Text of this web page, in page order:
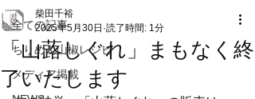
全ての記事
ちりめん山椒レシピ
メディア掲載
「山蕗しぐれ」まもなく終
了いたします
柴田千裕
2025年5月30日 読了時間: 1分